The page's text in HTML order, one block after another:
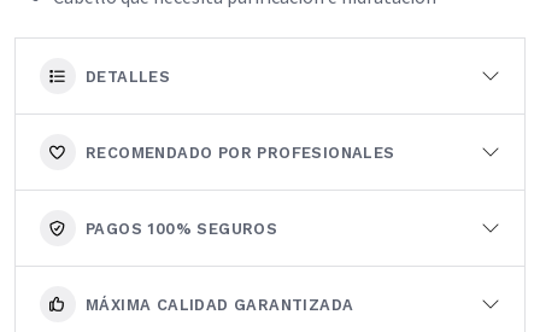
DETALLES
RECOMENDADO POR PROFESIONALES
PAGOS 100% SEGUROS
MÁXIMA CALIDAD GARANTIZADA